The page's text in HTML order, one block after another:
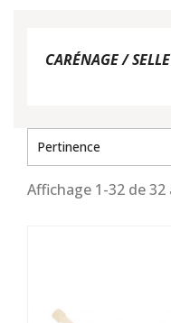
CARÉNAGE /
Pertinence
Affichage 1-32 de 32